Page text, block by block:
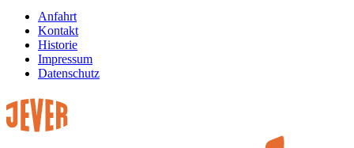
Anfahrt
Kontakt
Historie
Impressum
Datenschutz